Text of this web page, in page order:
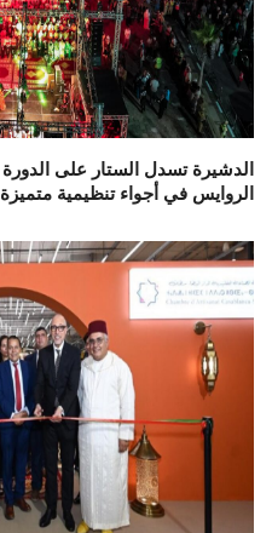
الروايس في أجواء تنظيمية متميزة